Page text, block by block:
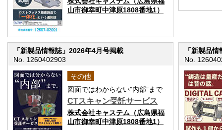
山市御幸町中津原1808番地1）
「新製品情報誌」2026年4月号掲載
No. 1260402903
その他
図面ではわからない”内部”まで
CTスキャン受託サービス
株式会社キャステム（広島県福
山市御幸町中津原1808番地1）
「新製品
No.